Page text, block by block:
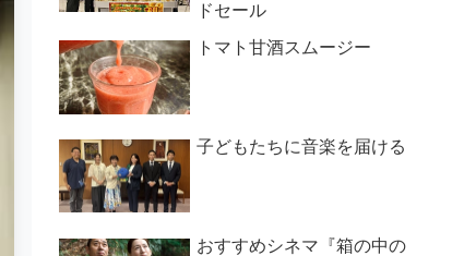
ドセール
トマト甘酒スムージー
子どもたちに音楽を届ける
おすすめシネマ『箱の中の